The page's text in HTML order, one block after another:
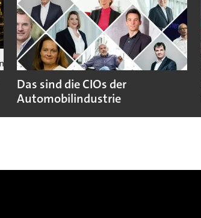
Das sind die CIOs der
Automobilindustrie